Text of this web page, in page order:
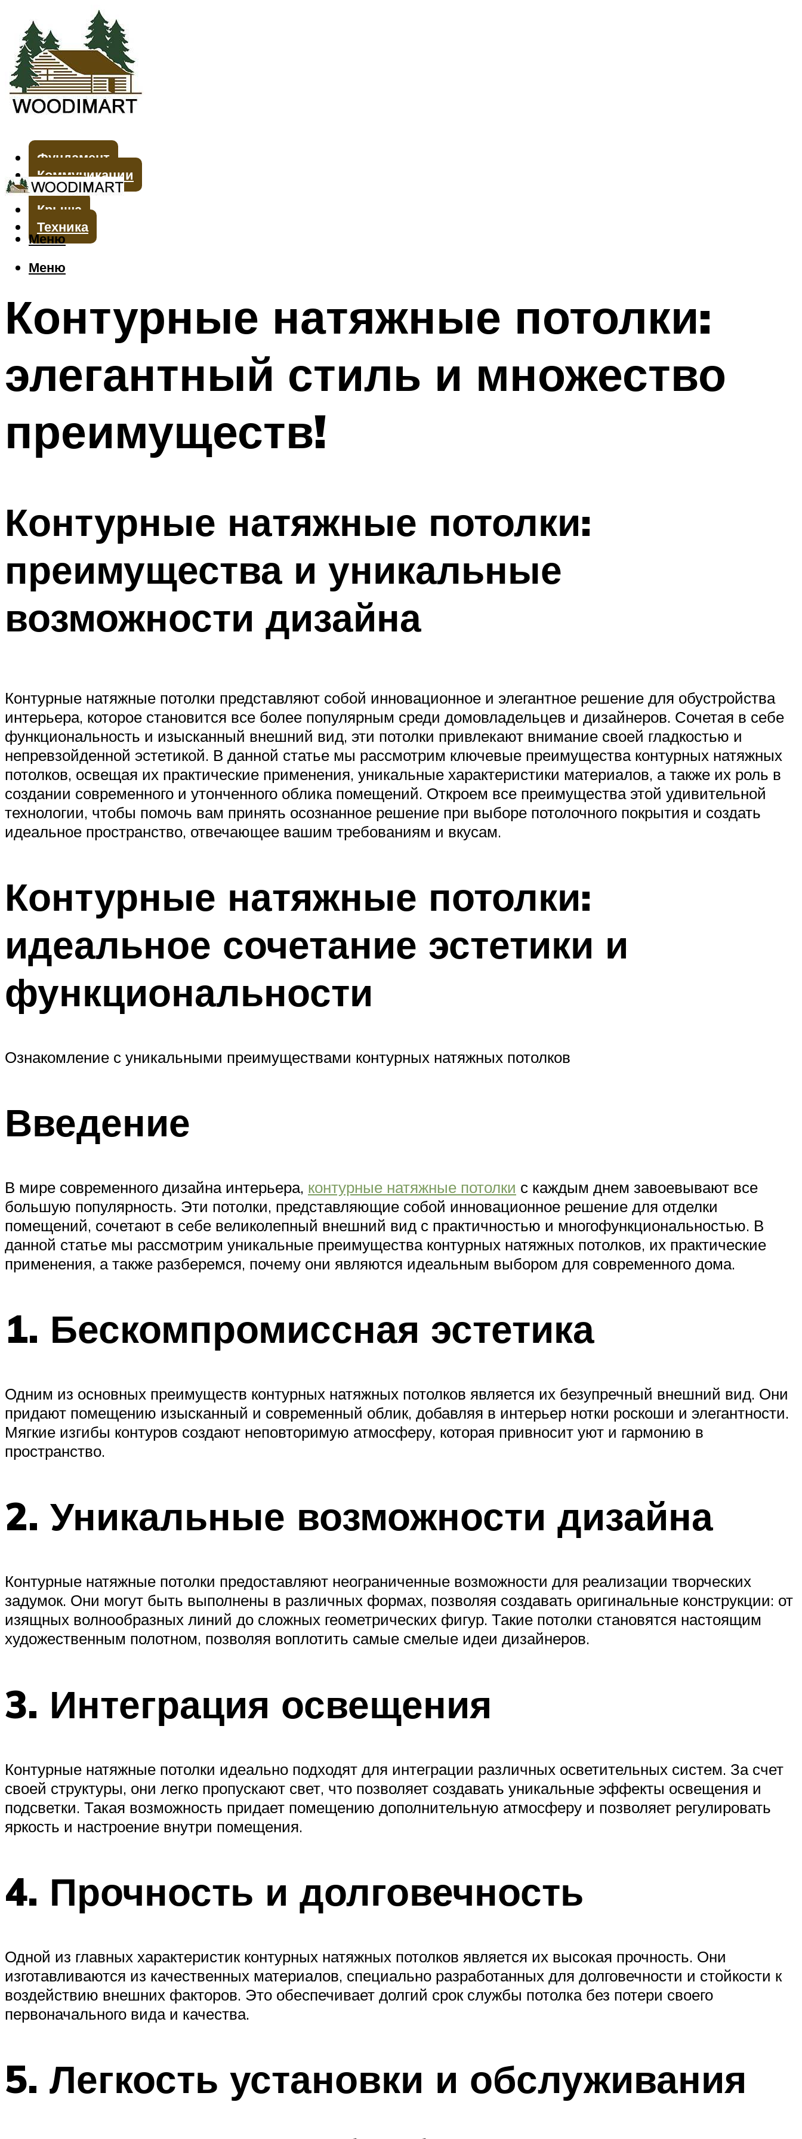
Фундамент
Коммуникации
Стены
Крыша
Техника
Меню
Меню
Контурные натяжные потолки:
элегантный стиль и множество
преимуществ!
Контурные натяжные потолки:
преимущества и уникальные
возможности дизайна
Контурные натяжные потолки представляют собой инновационное и элегантное решение для обустройства
интерьера, которое становится все более популярным среди домовладельцев и дизайнеров. Сочетая в себе
функциональность и изысканный внешний вид, эти потолки привлекают внимание своей гладкостью и
непревзойденной эстетикой. В данной статье мы рассмотрим ключевые преимущества контурных натяжных
потолков, освещая их практические применения, уникальные характеристики материалов, а также их роль в
создании современного и утонченного облика помещений. Откроем все преимущества этой удивительной
технологии, чтобы помочь вам принять осознанное решение при выборе потолочного покрытия и создать
идеальное пространство, отвечающее вашим требованиям и вкусам.
Контурные натяжные потолки:
идеальное сочетание эстетики и
функциональности
Ознакомление с уникальными преимуществами контурных натяжных потолков
Введение
В мире современного дизайна интерьера, контурные натяжные потолки с каждым днем завоевывают все
большую популярность. Эти потолки, представляющие собой инновационное решение для отделки
помещений, сочетают в себе великолепный внешний вид с практичностью и многофункциональностью. В
данной статье мы рассмотрим уникальные преимущества контурных натяжных потолков, их практические
применения, а также разберемся, почему они являются идеальным выбором для современного дома.
1. Бескомпромиссная эстетика
Одним из основных преимуществ контурных натяжных потолков является их безупречный внешний вид. Они
придают помещению изысканный и современный облик, добавляя в интерьер нотки роскоши и элегантности.
Мягкие изгибы контуров создают неповторимую атмосферу, которая привносит уют и гармонию в
пространство.
2. Уникальные возможности дизайна
Контурные натяжные потолки предоставляют неограниченные возможности для реализации творческих
задумок. Они могут быть выполнены в различных формах, позволяя создавать оригинальные конструкции: от
изящных волнообразных линий до сложных геометрических фигур. Такие потолки становятся настоящим
художественным полотном, позволяя воплотить самые смелые идеи дизайнеров.
3. Интеграция освещения
Контурные натяжные потолки идеально подходят для интеграции различных осветительных систем. За счет
своей структуры, они легко пропускают свет, что позволяет создавать уникальные эффекты освещения и
подсветки. Такая возможность придает помещению дополнительную атмосферу и позволяет регулировать
яркость и настроение внутри помещения.
4. Прочность и долговечность
Одной из главных характеристик контурных натяжных потолков является их высокая прочность. Они
изготавливаются из качественных материалов, специально разработанных для долговечности и стойкости к
воздействию внешних факторов. Это обеспечивает долгий срок службы потолка без потери своего
первоначального вида и качества.
5. Легкость установки и обслуживания